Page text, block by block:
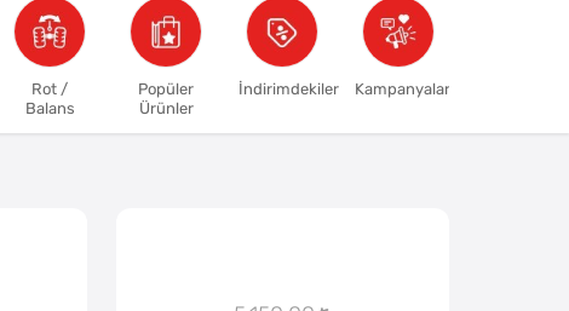
Rot /
Balans
Popüler
Ürünler
İndirimdekiler Kampanyalar